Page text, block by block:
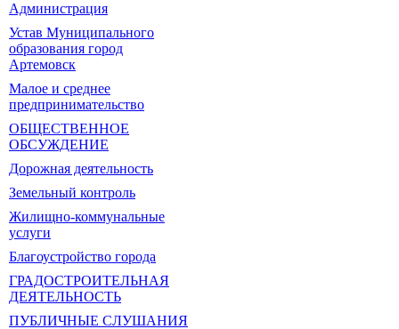
Администрация
Устав Муниципального
образования город
Артемовск
Малое и среднее
предпринимательство
ОБЩЕСТВЕННОЕ
ОБСУЖДЕНИЕ
Дорожная деятельность
Земельный контроль
Жилищно-коммунальные
услуги
Благоустройство города
ГРАДОСТРОИТЕЛЬНАЯ
ДЕЯТЕЛЬНОСТЬ
ПУБЛИЧНЫЕ СЛУШАНИЯ